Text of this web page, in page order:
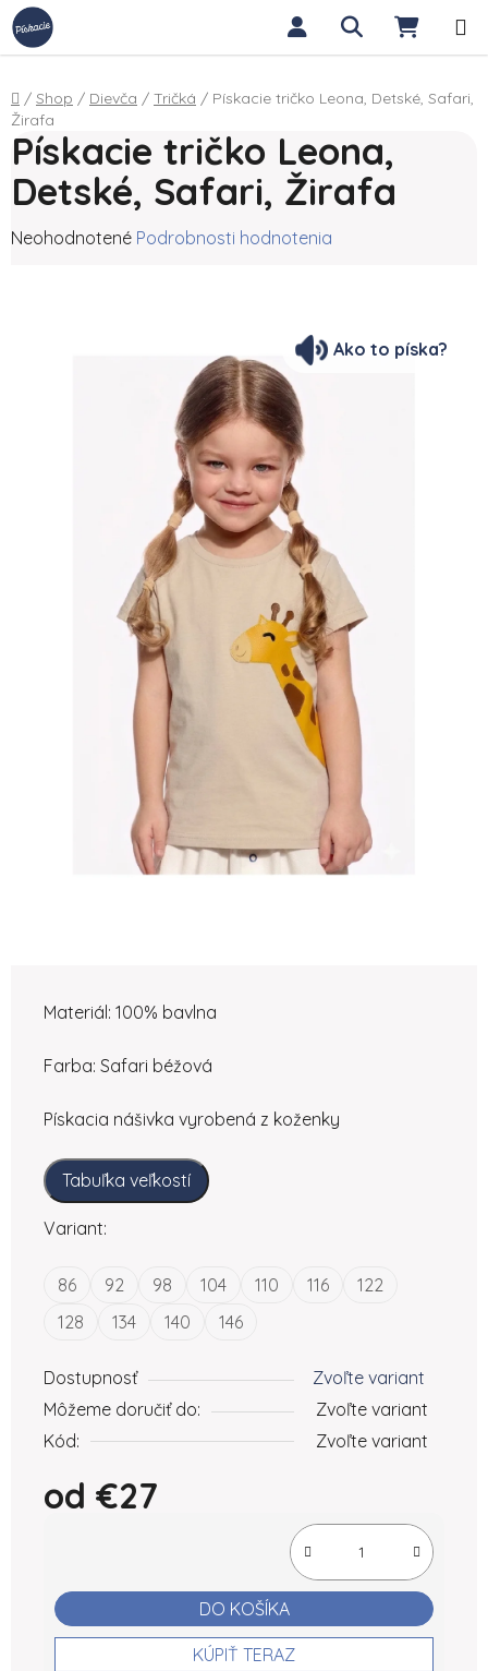
Prejsť na obsah Hľadať
Domov
/ Shop / Dievča / Tričká / Pískacie tričko Leona, Detské, Safari,
Žirafa
Materiál: 100% bavlna
Farba: Safari béžová
Pískacia nášivka vyrobená z koženky
Tabuľka veľkostí
Variant:
86 92 98 104 110 116
122
128
134 140 146
Dostupnosť
Zvoľte variant
Môžeme doručiť do:
Zvoľte variant
Kód:
Zvoľte variant
od €27
DO KOŠÍKA
KÚPIŤ TERAZ
Pískacie tričko Leona,
Detské, Safari, Žirafa
Priemerné hodnotenie produktu je 0,0 z 5 hviezdičiek.
Neohodnotené Podrobnosti hodnotenia
Ako to píska?